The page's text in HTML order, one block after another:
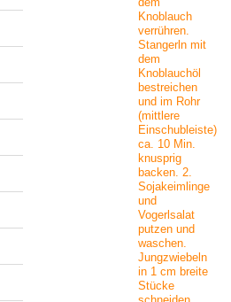
Knoblauch
verrühren.
Stangerln mit
dem
Knoblauchöl
bestreichen
und im Rohr
(mittlere
Einschubleiste)
ca. 10 Min.
knusprig
backen. 2.
Sojakeimlinge
und
Vogerlsalat
putzen und
waschen.
Jungzwiebeln
in 1 cm breite
Stücke